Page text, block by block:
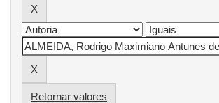
Retornar valores